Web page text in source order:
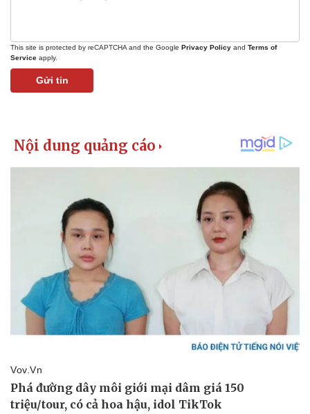
Bất động sản
Khởi nghiệp
Thị trường
Giá vàng
Tiêu dùng
Chứng khoán
Giá cà phê
This site is protected by reCAPTCHA and the Google Privacy Policy and Terms of
Service apply.
Gửi tin